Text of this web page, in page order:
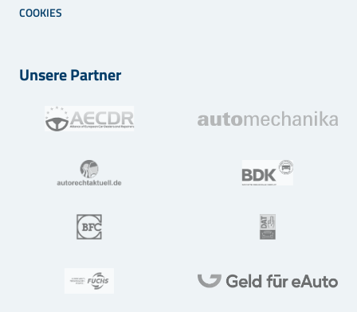
COOKIES
Unsere Partner